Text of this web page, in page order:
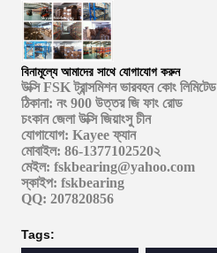
বিনামূল্যে আমাদের সাথে যোগাযোগ করুন
উক্সি FSK ট্রান্সমিশন ভারবহন কোং লিমিটেড
ঠিকানা: নং 900 উত্তর জি ফাং রোড
চংকান জেলা উক্সি জিয়াংসু চীন
যোগাযোগ: Kayee ফ্যান
মোবাইল: 86-1377102520২
মেইল: fskbearing@yahoo.com
স্কাইপ: fskbearing
QQ: 207820856
Tags: